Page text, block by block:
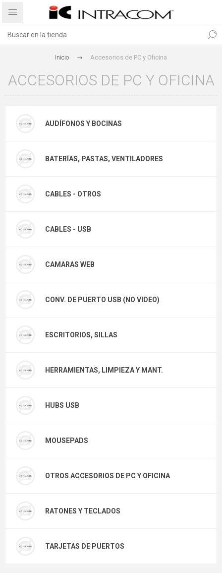
Inicio Accesorios de PC y Oficina
ACCESORIOS DE PC Y OFICINA
AUDÍFONOS Y BOCINAS
BATERÍAS, PASTAS, VENTILADORES
CABLES - OTROS
CABLES - USB
CAMARAS WEB
CONV. DE PUERTO USB (NO VIDEO)
ESCRITORIOS, SILLAS
HERRAMIENTAS, LIMPIEZA Y MANT.
HUBS USB
MOUSEPADS
OTROS ACCESORIOS DE PC Y OFICINA
RATONES Y TECLADOS
TARJETAS DE PUERTOS